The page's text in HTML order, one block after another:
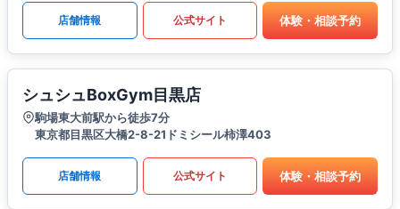
店舗情報 公式サイト 体験・相談予約
シュシュBoxGym目黒店
駒場東大前駅から徒歩7分
東京都目黒区大橋2-8-21ドミシール柿澤403
店舗情報 公式サイト 体験・相談予約